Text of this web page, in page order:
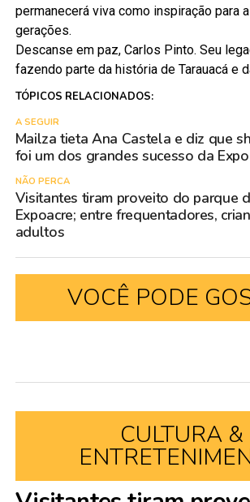
permanecerá viva como inspiração para
gerações.
Descanse em paz, Carlos Pinto. Seu
fazendo parte da história de Tarauacá e
TÓPICOS RELACIONADOS:
A SEGUIR
Mailza tieta Ana Castela e diz que
foi um dos grandes sucesso da
NÃO PERCA
Visitantes tiram proveito do parque
Expoacre; entre frequentadores,
adultos
VOCÊ PODE
CULTURA &